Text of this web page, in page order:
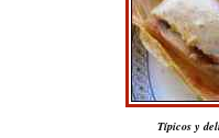
Típicos y